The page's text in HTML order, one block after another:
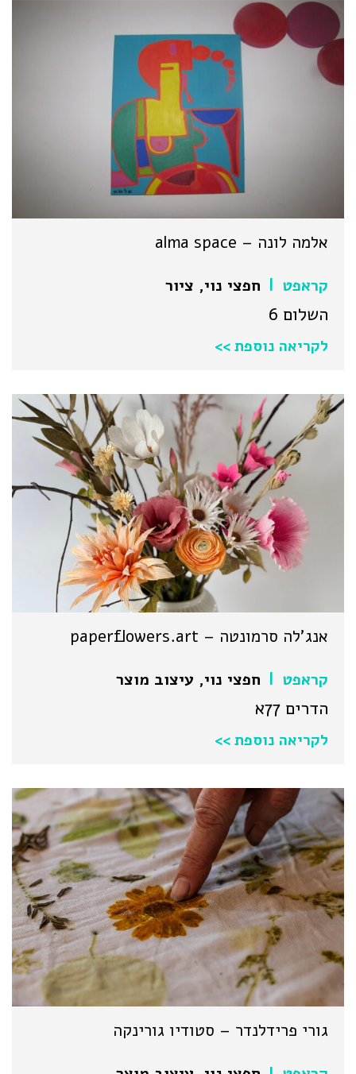
אלמה לונה – alma space
קראפט | חפצי נוי, ציור
השלום 6
לקריאה נוספת >>
אנג'לה סרמונטה – paperflowers.art
קראפט | חפצי נוי, עיצוב מוצר
הדרים 77א
לקריאה נוספת >>
גורי פרידלנדר – סטודיו גורינקה